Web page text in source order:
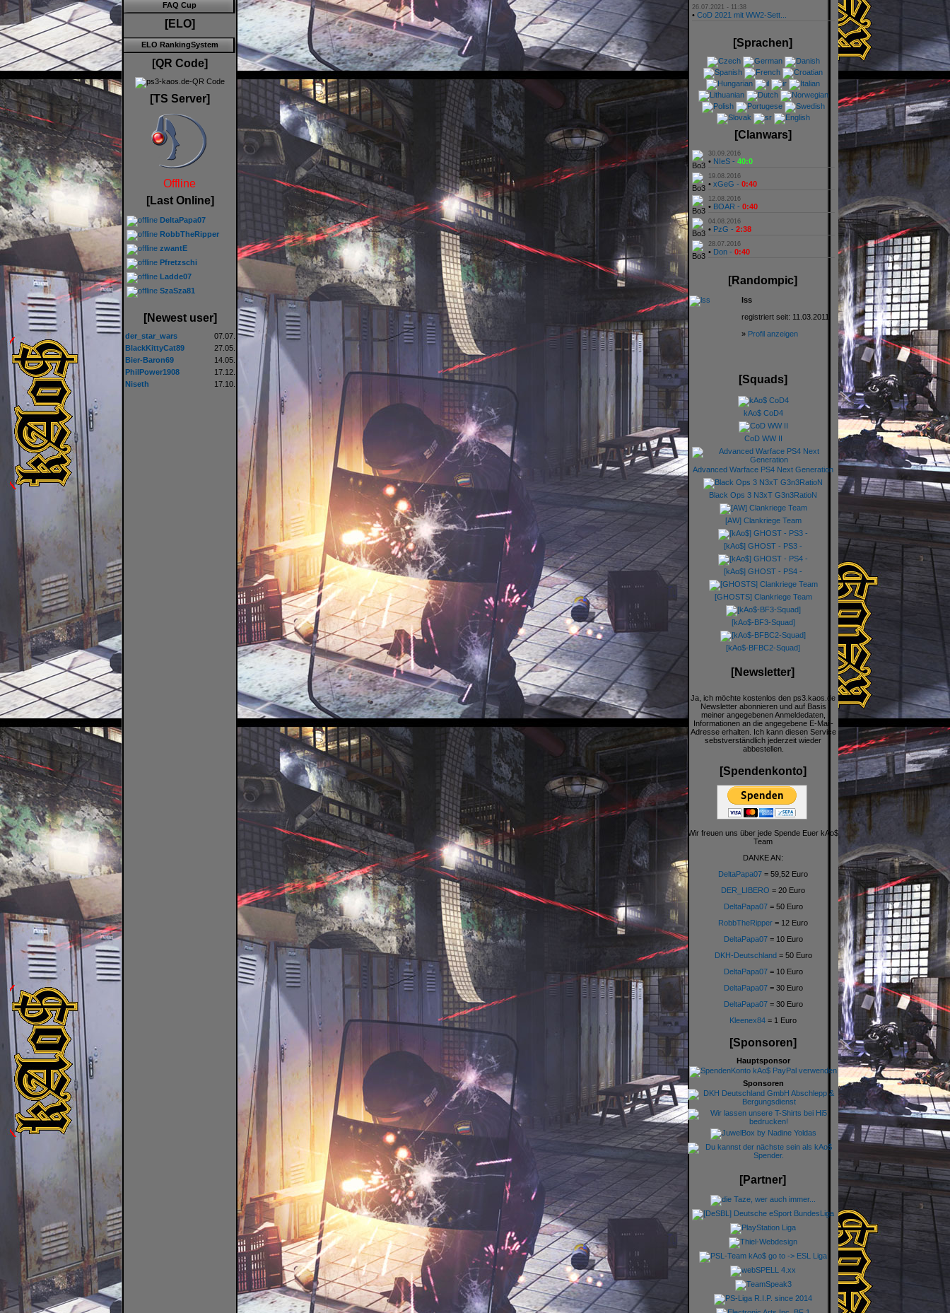
FAQ Cup
[ELO]
ELO RankingSystem
[QR Code]
[TS Server]
Offline
[Last Online]
DeltaPapa07
RobbTheRipper
zwantE
Pfretzschi
Ladde07
SzaSza81
[Newest user]
der_star_wars
07.07.
BlackKittyCat89
27.05.
Bier-Baron69
14.05.
PhilPower1908
17.12.
Niseth
17.10.
26.07.2021 - 11:38
• CoD 2021 mit WW2-Sett...
[Sprachen]
[Clanwars]
30.09.2016
• NIeS - 40:0
19.08.2016
• xGeG - 0:40
12.08.2016
• BOAR - 0:40
04.08.2016
• PzG - 2:38
28.07.2016
• Don - 0:40
[Randompic]
lss
registriert seit: 11.03.2011
» Profil anzeigen
[Squads]
kAo$ CoD4
CoD WW II
Advanced Warface PS4 Next Generation
Black Ops 3 N3xT G3n3RatioN
[AW] Clankriege Team
[kAo$] GHOST - PS3 -
[kAo$] GHOST - PS4 -
[GHOSTS] Clankriege Team
[kAo$-BF3-Squad]
[kAo$-BFBC2-Squad]
[Newsletter]
Ja, ich möchte kostenlos den ps3.kaos.de
Newsletter abonnieren und auf Basis
meiner angegebenen Anmeldedaten,
Informationen an die angegebene E-Mail-
Adresse erhalten. Ich kann diesen Service
sebstverständlich jederzeit wieder
abbestellen.
[Spendenkonto]
Wir freuen uns über jede Spende Euer kAo$
Team
DANKE AN:
DeltaPapa07 = 59,52 Euro
DER_LIBERO = 20 Euro
DeltaPapa07= 50 Euro
RobbTheRipper = 12 Euro
DeltaPapa07= 10 Euro
DKH-Deutschland = 50 Euro
DeltaPapa07= 10 Euro
DeltaPapa07= 30 Euro
DeltaPapa07= 30 Euro
Kleenex84 = 1 Euro
[Sponsoren]
Hauptsponsor
Sponsoren
[Partner]